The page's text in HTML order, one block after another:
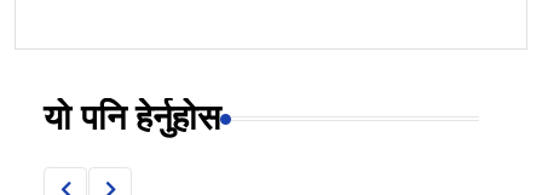
यो पनि हेर्नुहोस